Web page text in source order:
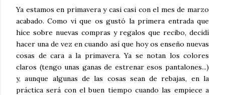
Ya estamos en primavera y casi casi con el mes de marzo
acabado. Como vi que os gustó la primera entrada que
hice sobre nuevas compras y regalos que recibo, decidí
hacer una de vez en cuando así que hoy os enseño nuevas
cosas de cara a la primavera. Ya se notan los colores
claros (tengo unas ganas de estrenar esos pantalones...)
y, aunque algunas de las cosas sean de rebajas, en la
práctica será con el buen tiempo cuando las empiece a